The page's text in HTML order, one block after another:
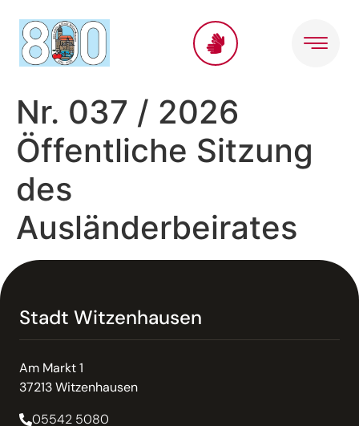
springen
Nr. 037 / 2026
Öffentliche Sitzung
des
Ausländerbeirates
Stadt Witzenhausen
Am Markt 1
37213 Witzenhausen
05542 5080